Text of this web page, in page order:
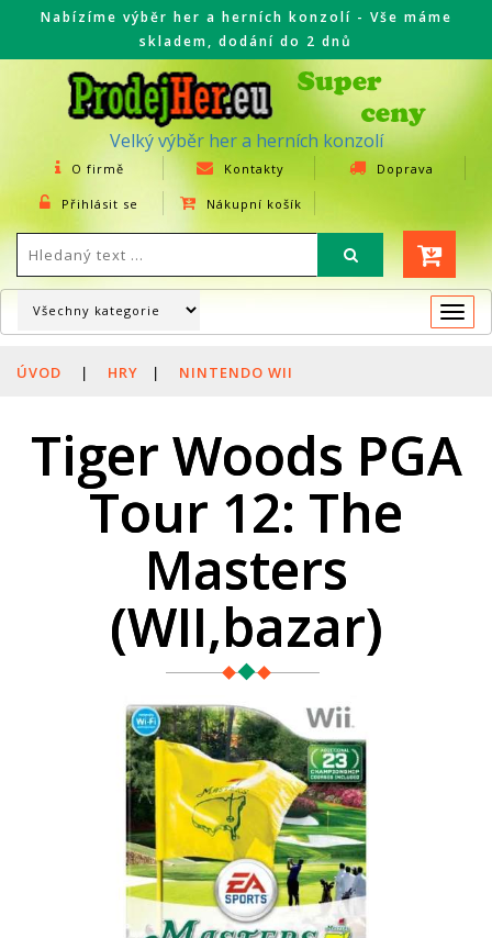
Nabízíme výběr her a herních konzolí - Vše máme
skladem, dodání do 2 dnů
Velký výběr her a herních konzolí
O firmě Kontakty Doprava
Přihlásit se Nákupní košík
ÚVOD | HRY | NINTENDO WII
Tiger Woods PGA
Tour 12: The
Masters
(WII,bazar)